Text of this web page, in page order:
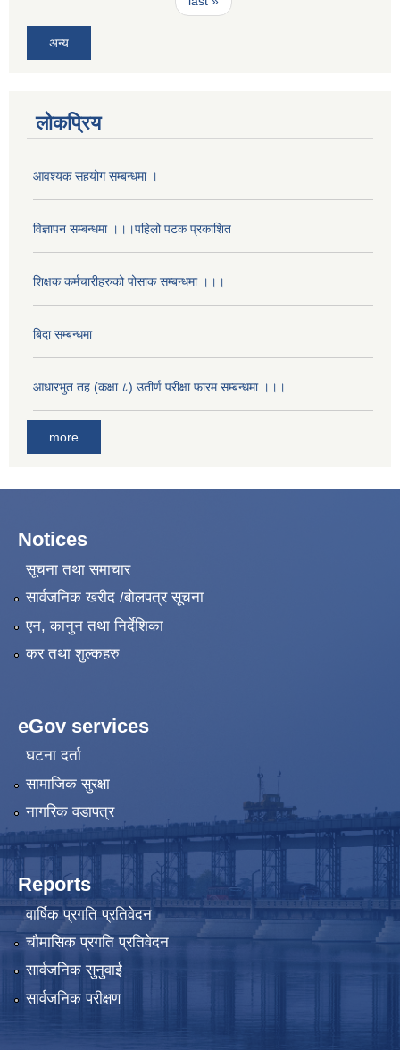
अन्य
लोकप्रिय
आवश्यक सहयोग सम्बन्धमा ।
विज्ञापन सम्बन्धमा ।।।पहिलो पटक प्रकाशित
शिक्षक कर्मचारीहरुको पोसाक सम्बन्धमा ।।।
बिदा सम्बन्धमा
आधारभुत तह (कक्षा ८) उतीर्ण परीक्षा फारम सम्बन्धमा ।।।
more
Notices
सूचना तथा समाचार
सार्वजनिक खरीद /बोलपत्र सूचना
एन, कानुन तथा निर्देशिका
कर तथा शुल्कहरु
eGov services
घटना दर्ता
सामाजिक सुरक्षा
नागरिक वडापत्र
Reports
वार्षिक प्रगति प्रतिवेदन
चौमासिक प्रगति प्रतिवेदन
सार्वजनिक सुनुवाई
सार्वजनिक परीक्षण